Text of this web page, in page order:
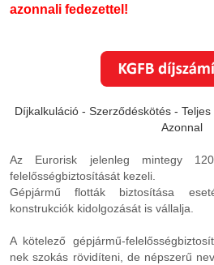
azonnali fedezettel!
Díjkalkuláció - Szerződéskötés -
Azonnal
Az Eurorisk jelenleg mintegy
felelősségbiztosítását kezeli.
Gépjármű flották biztosítása
konstrukciók kidolgozását is vállalja.
A kötelező gépjármű-
nek szokás rövidíteni, de népszerű